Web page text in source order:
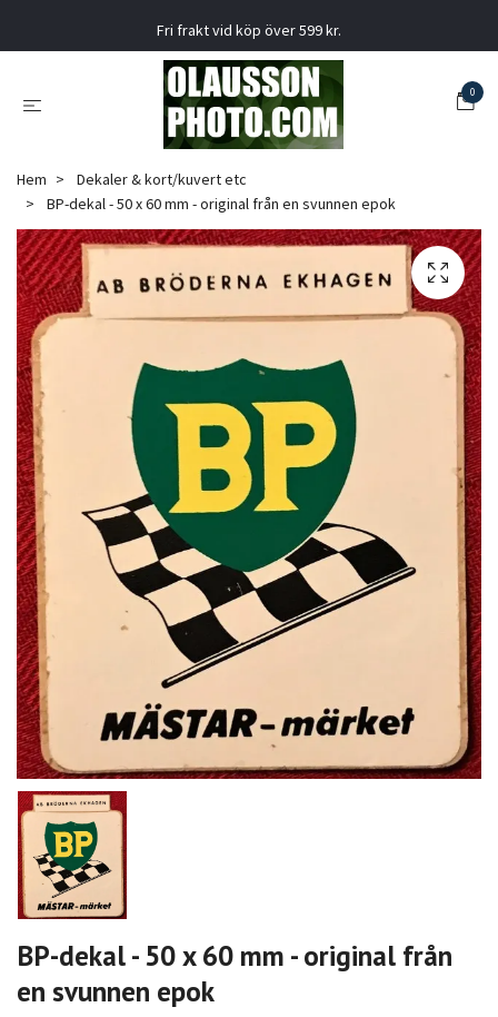
Fri frakt vid köp över 599 kr.
0
Hem
Dekaler & kort/kuvert etc
BP-dekal - 50 x 60 mm - original från en svunnen epok
BP-dekal - 50 x 60 mm - original från
en svunnen epok